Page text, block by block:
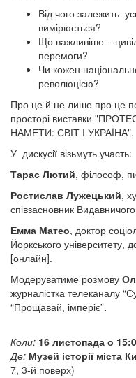
Від чого залежить
вимірюється?
Що важливіше –
перемоги?
Чи кожен
революцією?
Про це й не лише про це
просторі виставки
НАМЕТИ: СВІТ І УКРАЇНА".
У дискусії візьмуть участь:
Тарас Лютий, філософ,
Ростислав Лужецький,
співзасновник
Емма Матео, доктор
Йоркського університету,
[онлайн].
Модеруватиме розмову
журналістка телеканалу
“Прощавай, імперіє”.
Коли: 16 листопада о
Де: Музей історії міста
7, 3-й поверх)